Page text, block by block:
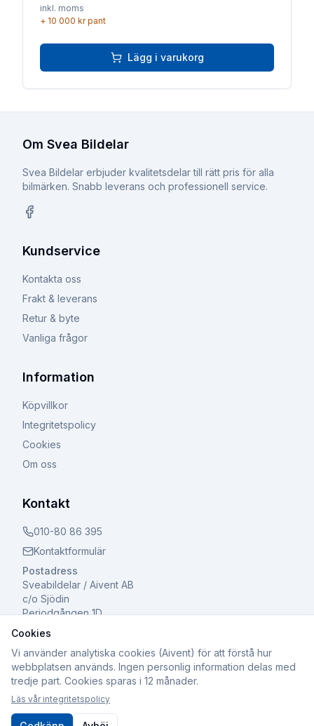
inkl. moms
+ 10 000 krpant
Lägg i varukorg
Om Svea Bildelar
Svea Bildelar erbjuder kvalitetsdelar till rätt pris för alla
bilmärken. Snabb leverans och professionell service.
Kundservice
Kontakta oss
Frakt & leverans
Retur & byte
Vanliga frågor
Information
Köpvillkor
Integritetspolicy
Cookies
Om oss
Kontakt
010-80 86 395
Kontaktformulär
Postadress
Sveabildelar / Aivent AB
c/o Sjödin
Periodgången 1D
611 37 Nyköping
©2026Sveabildelar / Aivent AB. Alla rättigheter
Org.nr: 559502-8241 | Registrerad för F-skatt och Moms
Cookies
Vi använder analytiska cookies (Aivent) för att förstå hur
webbplatsen används. Ingen personlig information delas med
tredje part. Cookies sparas i 12 månader.
Läs vår integritetspolicy